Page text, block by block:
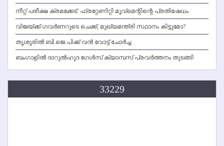
നീറ്റ് പരീക്ഷ ക്രമക്കേട്: ഫ്രറ്റേണിറ്റി മൂവ്‌മെന്റിന്റെ പ്രതിഷേധം
വിജയ്ക്ക് ഗവര്‍ണറുടെ ചെക്ക്; മുഖ്യമന്ത്രി സ്ഥാനം കിട്ടുമോ?
തൃശൂരില്‍ ബി.ജെ.പിക്ക് വന്‍ വോട്ട് ചോര്‍ച്ച
ബംഗാളില്‍ ദാറുല്‍ഹുദ ഗേള്‍സ് ക്യാമ്പസ് പ്രവര്‍ത്തനം തുടങ്ങി
33229